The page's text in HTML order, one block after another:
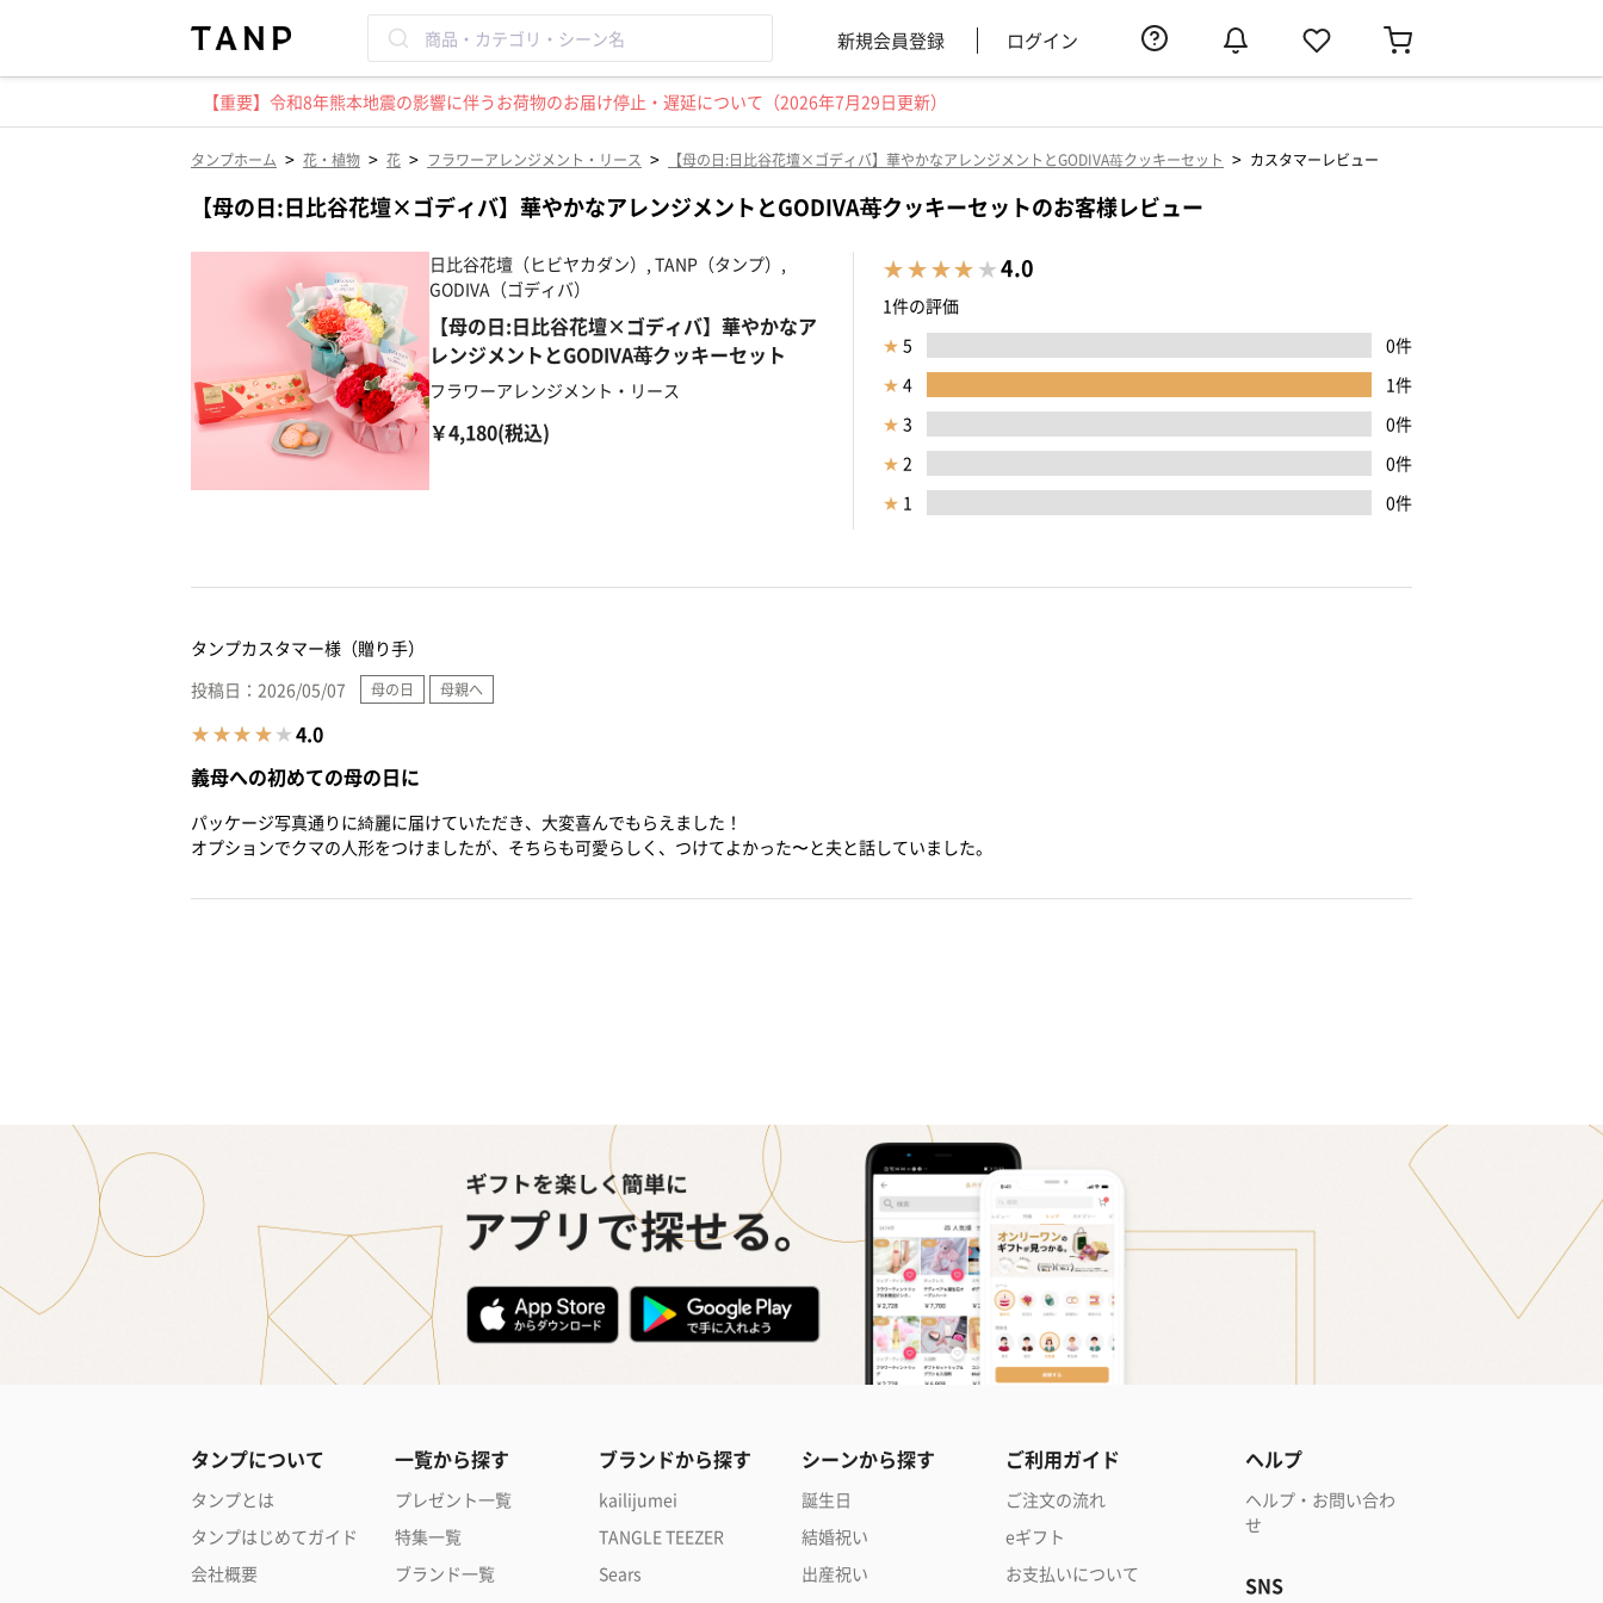
新規会員登録 ログイン
【重要】令和8年熊本地震の影響に伴うお荷物のお届け停止・遅延について（2026年7月29日更新）
タンプホーム > 花・植物 > 花 > フラワーアレンジメント・リース > 【母の日:日比谷花壇×ゴディバ】華やかなアレンジメントとGODIVA苺クッキーセット > カスタマーレビュー
【母の日:日比谷花壇×ゴディバ】華やかなアレンジメントとGODIVA苺クッキーセットのお客様レビュー
日比谷花壇（ヒビヤカダン）, TANP（タンプ）,
GODIVA（ゴディバ）
【母の日:日比谷花壇×ゴディバ】華やかなア
レンジメントとGODIVA苺クッキーセット
フラワーアレンジメント・リース
￥4,180(税込)
4.0
1件の評価
★ 5
0件
★ 4
1件
★ 3
0件
★ 2
0件
★ 1 0件
タンプについて
タンプとは
タンプはじめてガイド
会社概要
一覧から探す
プレゼント一覧
特集一覧
ブランド一覧
ブランドから探す
kailijumei
TANGLE TEEZER
Sears
シーンから探す
誕生日
結婚祝い
出産祝い
ご利用ガイド
ご注文の流れ
eギフト
お支払いについて
ヘルプ
ヘルプ・お問い合わ
せ
SNS